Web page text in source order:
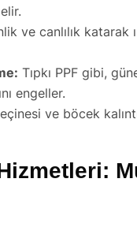
ve canlılık
Tıpkı PPF gibi,
engeller.
ve böcek